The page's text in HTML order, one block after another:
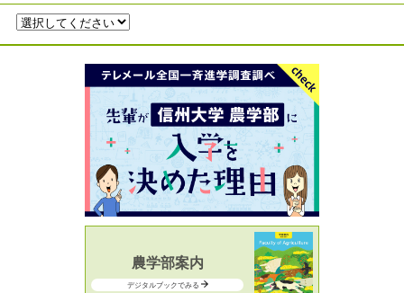
農学部案内
デジタルブックでみる